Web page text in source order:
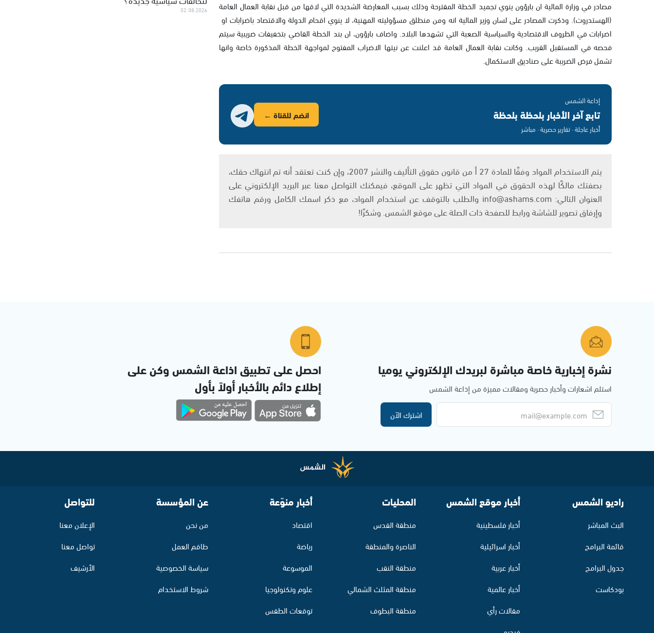
مصادر في وزارة المالية ان بارؤون ينوي تجميد الخطة المقترحة وذلك بسبب المعارضة الشديدة التي لاقها من قبل نقابة العمال العامة
(الهستدروت). وذكرت المصادر على لسان وزير المالية انه ومن منطلق مسؤوليته المهنية، لا ينوي اقحام الدولة والاقتصاد باضرابات او
اضرابات في الظروف الاقتصادية والسياسية الصعبة التي تشهدها البلاد. واضاف بارؤون، ان بند الخطة القاضي بتخفيفات ضريبية سيتم
فحصه في المستقبل القريب. وكانت نقابة العمال العامة قد اعلنت عن نيتها الاضراب المفتوح لمواجهة الخطة المذكورة خاصة وانها
تشمل فرض الضريبة على صناديق الاستكمال.
إذاعة الشمس
تابع آخر الأخبار بلحظة بلحظة
أخبار عاجلة · تقارير حصرية · مباشر
انضم للقناة ←
يتم الاستخدام المواد وفقًا للمادة 27 أ من قانون حقوق التأليف والنشر 2007، وإن كنت تعتقد أنه تم انتهاك حقك،
بصفتك مالكًا لهذه الحقوق في المواد التي تظهر على الموقع، فيمكنك التواصل معنا عبر البريد الإلكتروني على
العنوان التالي: info@ashams.com والطلب بالتوقف عن استخدام المواد، مع ذكر اسمك الكامل ورقم هاتفك
وإرفاق تصوير للشاشة ورابط للصفحة ذات الصلة على موقع الشمس. وشكرًا!
02.08.2026
نشرة إخبارية خاصة مباشرة لبريدك الإلكتروني يوميا
استلم اشعارات وأخبار حصرية ومقالات مميزة من إذاعة الشمس
اشترك الآن
احصل على تطبيق اذاعة الشمس وكن على
إطلاع دائم بالأخبار أولاً بأول
راديو الشمس
البث المباشر
قائمة البرامج
جدول البرامج
بودكاست
أخبار موقع الشمس
أخبار فلسطينية
أخبار اسرائيلية
أخبار عربية
أخبار عالمية
مقالات رأي
المحليات
منطقة القدس
الناصرة والمنطقة
منطقة النقب
منطقة المثلث الشمالي
منطقة البطوف
أخبار منوّعة
اقتصاد
رياضة
الموسوعة
علوم وتكنولوجيا
توقعات الطقس
عن المؤسسة
من نحن
طاقم العمل
سياسة الخصوصية
شروط الاستخدام
للتواصل
الإعلان معنا
تواصل معنا
الأرشيف